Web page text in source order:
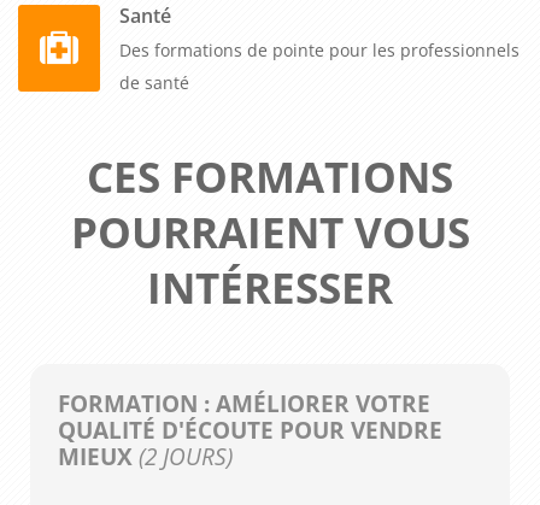
Santé
Des formations de pointe pour les professionnels
de santé
CES FORMATIONS
POURRAIENT VOUS
INTÉRESSER
FORMATION : AMÉLIORER VOTRE
QUALITÉ D'ÉCOUTE POUR VENDRE
MIEUX(2 JOURS)